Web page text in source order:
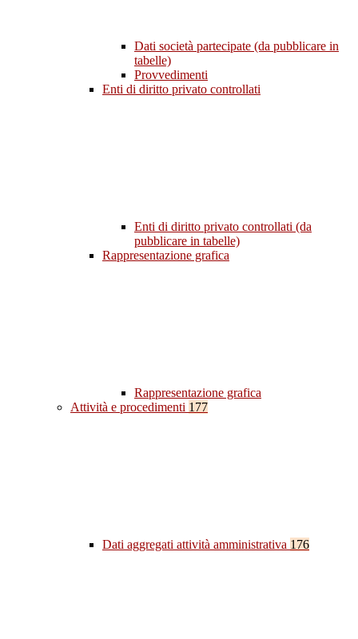
Dati società partecipate (da pubblicare in
tabelle)
Provvedimenti
Enti di diritto privato controllati
Enti di diritto privato controllati (da
pubblicare in tabelle)
Rappresentazione grafica
Rappresentazione grafica
Attività e procedimenti 177
Dati aggregati attività amministrativa 176